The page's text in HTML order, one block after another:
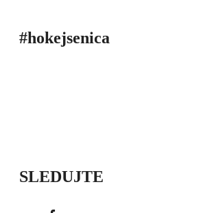
#hokejsenica
SLEDUJTE